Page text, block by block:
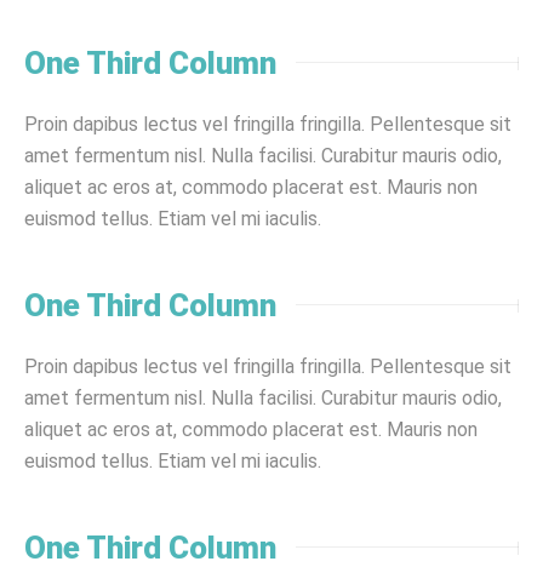
One Third Column
Proin dapibus lectus vel fringilla fringilla. Pellentesque sit
amet fermentum nisl. Nulla facilisi. Curabitur mauris odio,
aliquet ac eros at, commodo placerat est. Mauris non
euismod tellus. Etiam vel mi iaculis.
One Third Column
Proin dapibus lectus vel fringilla fringilla. Pellentesque sit
amet fermentum nisl. Nulla facilisi. Curabitur mauris odio,
aliquet ac eros at, commodo placerat est. Mauris non
euismod tellus. Etiam vel mi iaculis.
One Third Column